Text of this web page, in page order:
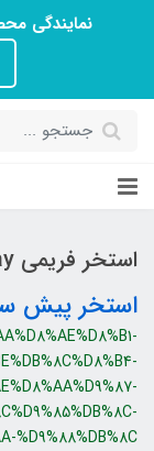
نمایندگی
استخر فریمی bestway
استخر پیش
%D9%88%DB%8C